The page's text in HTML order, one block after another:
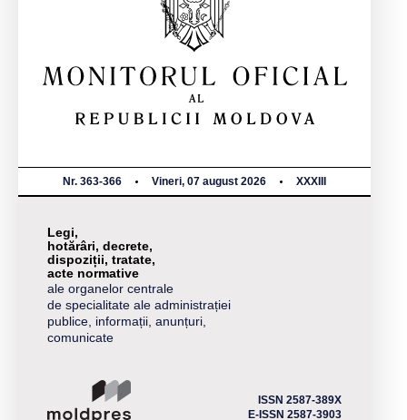
Nr. 363-366 Vineri, 07 august 2026 XXXIII
Legi,
hotărâri, decrete,
dispoziții, tratate,
acte normative
ale organelor centrale
de specialitate ale administrației
publice, informații, anunțuri,
comunicate
ISSN 2587-389X
E-ISSN 2587-3903